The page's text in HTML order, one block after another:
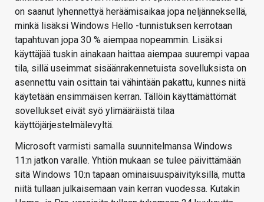
on saanut lyhennettyä heräämisaikaa jopa neljänneksellä,
minkä lisäksi Windows Hello -tunnistuksen kerrotaan
tapahtuvan jopa 30 % aiempaa nopeammin. Lisäksi
käyttäjää tuskin ainakaan haittaa aiempaa suurempi vapaa
tila, sillä useimmat sisäänrakennetuista sovelluksista on
asennettu vain osittain tai vähintään pakattu, kunnes niitä
käytetään ensimmäisen kerran. Tällöin käyttämättömät
sovellukset eivät syö ylimääräistä tilaa
käyttöjärjestelmälevyltä.
Microsoft varmisti samalla suunnitelmansa Windows
11:n jatkon varalle. Yhtiön mukaan se tulee päivittämään
sitä Windows 10:n tapaan ominaisuuspäivityksillä, mutta
niitä tullaan julkaisemaan vain kerran vuodessa. Kutakin